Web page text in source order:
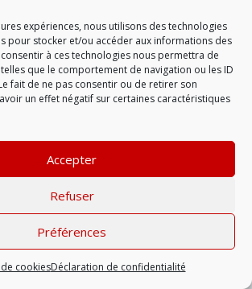
expériences, nous utilisons des technologies
pour stocker et/ou accéder aux informations des
à ces technologies nous permettra de
que le comportement de navigation ou les ID
fait de ne pas consentir ou de retirer son
un effet négatif sur certaines caractéristiques
Accepter
Refuser
Préférences
cookiesDéclaration de confidentialité
confidentialité